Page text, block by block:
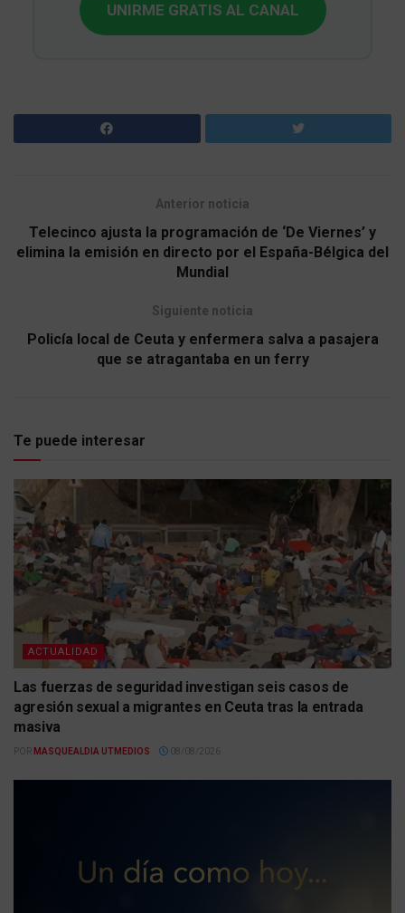
UNIRME GRATIS AL CANAL
Anterior noticia
Telecinco ajusta la programación de ‘De Viernes’ y
elimina la emisión en directo por el España-Bélgica del
Mundial
Siguiente noticia
Policía local de Ceuta y enfermera salva a pasajera
que se atragantaba en un ferry
Te puede interesar
ACTUALIDAD
Las fuerzas de seguridad investigan seis casos de
agresión sexual a migrantes en Ceuta tras la entrada
masiva
POR MASQUEALDIA UTMEDIOS 08/08/2026